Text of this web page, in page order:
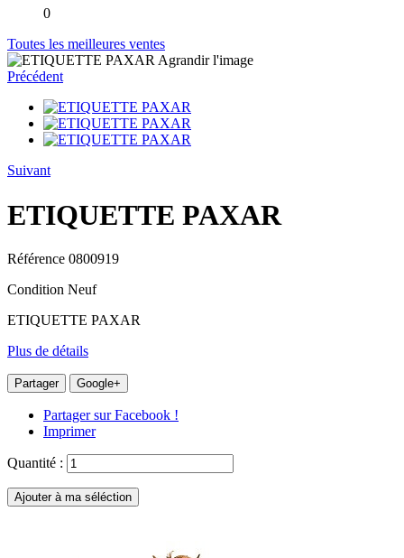
0
Toutes les meilleures ventes
Agrandir l'image
Précédent
Suivant
ETIQUETTE PAXAR
Référence 0800919
Condition Neuf
ETIQUETTE PAXAR
Plus de détails
Partager Google+
Partager sur Facebook !
Imprimer
Quantité :
Ajouter à ma séléction